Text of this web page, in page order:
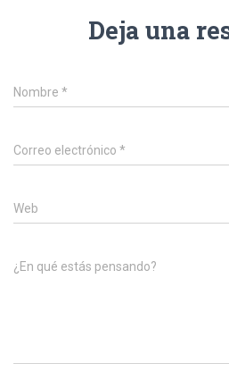
Deja una
Nombre *
Correo electrónico *
Web
¿En qué estás pensando?